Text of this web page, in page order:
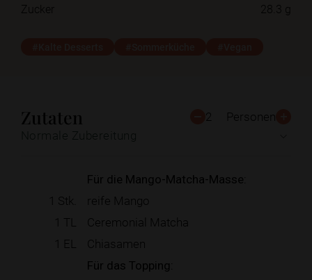
Zucker
28.3 g
Zutaten 2
Personen
Für die Mango-Matcha-Masse:
1 Stk.
reife Mango
1 TL
Ceremonial Matcha
1 EL Chiasamen
Für das Topping: